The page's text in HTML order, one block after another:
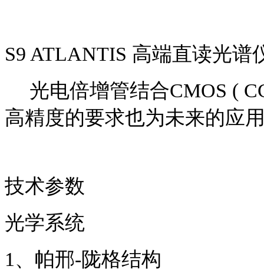
S9 ATLANTIS 高端直读光谱
光电倍增管结合CMOS (
高精度的要求也为未来的应
技术参数
光学系统
1、 帕邢-陇格结构